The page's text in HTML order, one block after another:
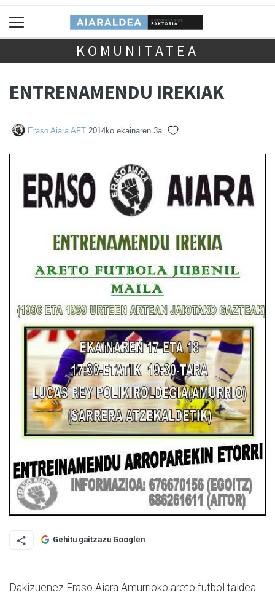
KOMUNITATEA
ENTRENAMENDU IREKIAK
Eraso Aiara AFT 2014ko ekainaren 3a
Gehitu gaitzazu Googlen
Dakizuenez Eraso Aiara Amurrioko areto futbol taldea